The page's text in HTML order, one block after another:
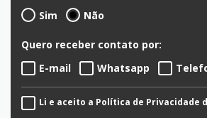
Sim
Não
Quero receber contato por:
E-mail
Whatsapp
Li e aceito a Política de Privacidade